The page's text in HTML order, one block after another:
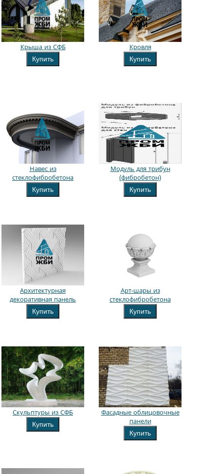
Крыша из СФБ
Купить
Кровля
Купить
Навес из
стеклофибробетона
Купить
Модуль для трибун
(фибробетон)
Купить
Архитектурная
декоративная панель
Купить
Арт-шары из
стеклофибробетона
Купить
Скульптуры из СФБ
Купить
Фасадные облицовочные
панели
Купить